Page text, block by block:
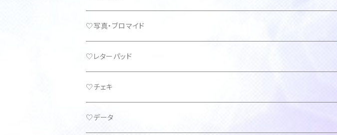
♡写真・ブロマイド
♡レターパッド
♡チェキ
♡データ